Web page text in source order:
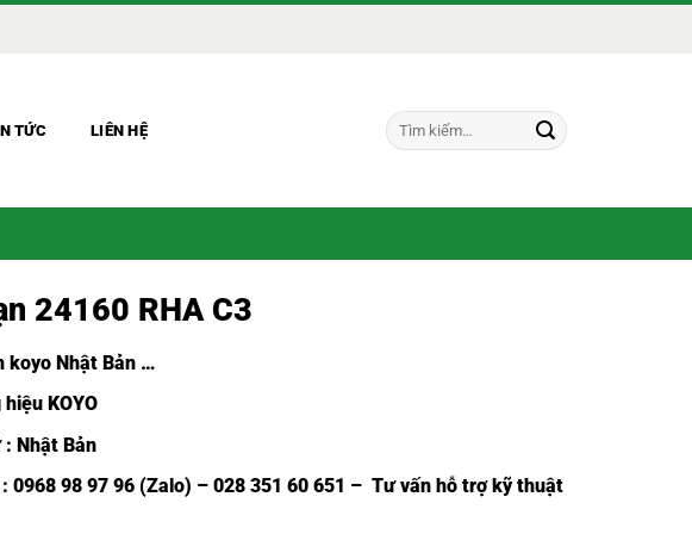
TỨC LIÊN HỆ
Tìm
kiếm:
24160 RHA C3
koyo Nhật Bản…
KOYO
: Nhật Bản
: 0968 98 97 96 (Zalo) – 028 351 60 651 – Tư vấn hỗ trợ kỹ thuật